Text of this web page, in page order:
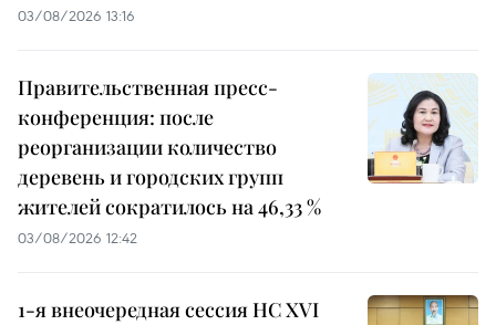
03/08/2026 13:16
Правительственная пресс-
конференция: после
реорганизации количество
деревень и городских групп
жителей сократилось на 46,33 %
03/08/2026 12:42
1-я внеочередная сессия НС XVI